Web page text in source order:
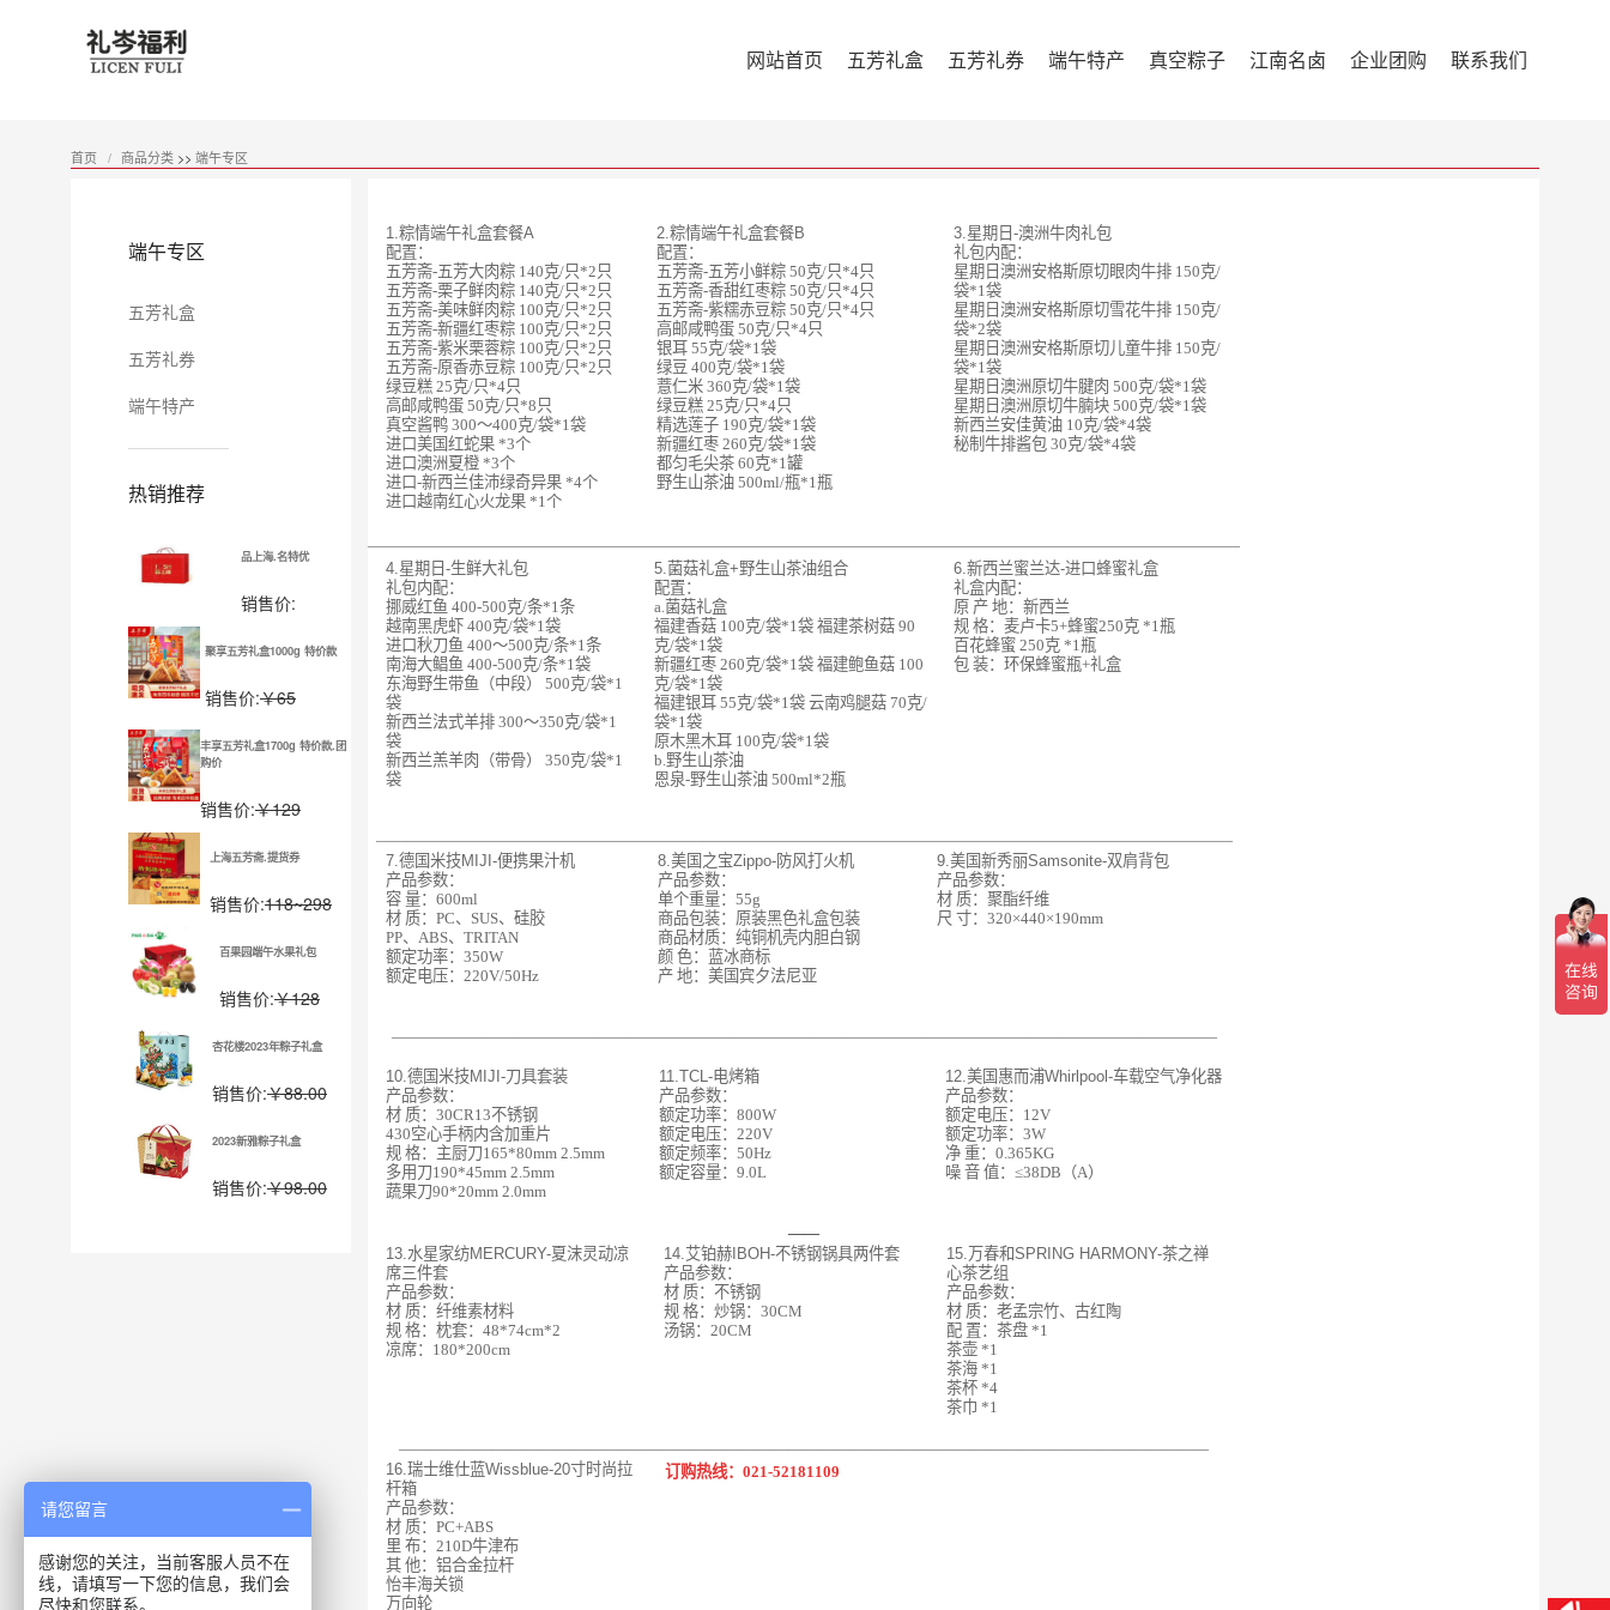
网站首页 五芳礼盒 五芳礼券 端午特产 真空粽子 江南名卤 企业团购 联系我们
首页 / 商品分类 >> 端午专区
端午专区
五芳礼盒
五芳礼券
端午特产
热销推荐
品上海.名特优
销售价:
聚享五芳礼盒1000g 特价款
销售价:￥65
丰享五芳礼盒1700g 特价款.团
购价
销售价:￥129
上海五芳斋.提货券
销售价:118~298
百果园端午水果礼包
销售价:￥128
杏花楼2023年粽子礼盒
销售价:￥88.00
2023新雅粽子礼盒
销售价:￥98.00
1.粽情端午礼盒套餐A
配置：
五芳斋-五芳大肉粽 140克/只*2只
五芳斋-栗子鲜肉粽 140克/只*2只
五芳斋-美味鲜肉粽 100克/只*2只
五芳斋-新疆红枣粽 100克/只*2只
五芳斋-紫米栗蓉粽 100克/只*2只
五芳斋-原香赤豆粽 100克/只*2只
绿豆糕 25克/只*4只
高邮咸鸭蛋 50克/只*8只
真空酱鸭 300～400克/袋*1袋
进口美国红蛇果 *3个
进口澳洲夏橙 *3个
进口-新西兰佳沛绿奇异果 *4个
进口越南红心火龙果 *1个
2.粽情端午礼盒套餐B
配置：
五芳斋-五芳小鲜粽 50克/只*4只
五芳斋-香甜红枣粽 50克/只*4只
五芳斋-紫糯赤豆粽 50克/只*4只
高邮咸鸭蛋 50克/只*4只
银耳 55克/袋*1袋
绿豆 400克/袋*1袋
薏仁米 360克/袋*1袋
绿豆糕 25克/只*4只
精选莲子 190克/袋*1袋
新疆红枣 260克/袋*1袋
都匀毛尖茶 60克*1罐
野生山茶油 500ml/瓶*1瓶
3.星期日-澳洲牛肉礼包
礼包内配：
星期日澳洲安格斯原切眼肉牛排 150克/
袋*1袋
星期日澳洲安格斯原切雪花牛排 150克/
袋*2袋
星期日澳洲安格斯原切儿童牛排 150克/
袋*1袋
星期日澳洲原切牛腱肉 500克/袋*1袋
星期日澳洲原切牛腩块 500克/袋*1袋
新西兰安佳黄油 10克/袋*4袋
秘制牛排酱包 30克/袋*4袋
————————————————————————————————————————————————————————
4.星期日-生鲜大礼包
礼包内配：
挪威红鱼 400-500克/条*1条
越南黑虎虾 400克/袋*1袋
进口秋刀鱼 400～500克/条*1条
南海大鲳鱼 400-500克/条*1袋
东海野生带鱼（中段） 500克/袋*1
袋
新西兰法式羊排 300～350克/袋*1
袋
新西兰羔羊肉（带骨） 350克/袋*1
袋
5.菌菇礼盒+野生山茶油组合
配置：
a.菌菇礼盒
福建香菇 100克/袋*1袋 福建茶树菇 90
克/袋*1袋
新疆红枣 260克/袋*1袋 福建鲍鱼菇 100
克/袋*1袋
福建银耳 55克/袋*1袋 云南鸡腿菇 70克/
袋*1袋
原木黑木耳 100克/袋*1袋
b.野生山茶油
恩泉-野生山茶油 500ml*2瓶
6.新西兰蜜兰达-进口蜂蜜礼盒
礼盒内配：
原 产 地：新西兰
规 格：麦卢卡5+蜂蜜250克 *1瓶
百花蜂蜜 250克 *1瓶
包 装：环保蜂蜜瓶+礼盒
———————————————————————————————————————————————————————
7.德国米技MIJI-便携果汁机
产品参数：
容 量：600ml
材 质：PC、SUS、硅胶
PP、ABS、TRITAN
额定功率：350W
额定电压：220V/50Hz
8.美国之宝Zippo-防风打火机
产品参数：
单个重量：55g
商品包装：原装黑色礼盒包装
商品材质：纯铜机壳内胆白钢
颜 色：蓝冰商标
产 地：美国宾夕法尼亚
9.美国新秀丽Samsonite-双肩背包
产品参数：
材 质：聚酯纤维
尺 寸：320×440×190mm
—————————————————————————————————————————————————————
10.德国米技MIJI-刀具套装
产品参数：
材 质：30CR13不锈钢
430空心手柄内含加重片
规 格：主厨刀165*80mm 2.5mm
多用刀190*45mm 2.5mm
蔬果刀90*20mm 2.0mm
11.TCL-电烤箱
产品参数：
额定功率：800W
额定电压：220V
额定频率：50Hz
额定容量：9.0L
12.美国惠而浦Whirlpool-车载空气净化器
产品参数：
额定电压：12V
额定功率：3W
净 重：0.365KG
噪 音 值：≤38DB（A）
——
13.水星家纺MERCURY-夏沫灵动凉
席三件套
产品参数：
材 质：纤维素材料
规 格：枕套：48*74cm*2
凉席：180*200cm
14.艾铂赫IBOH-不锈钢锅具两件套
产品参数：
材 质：不锈钢
规 格：炒锅：30CM
汤锅：20CM
15.万春和SPRING HARMONY-茶之禅
心茶艺组
产品参数：
材 质：老孟宗竹、古红陶
配 置：茶盘 *1
茶壶 *1
茶海 *1
茶杯 *4
茶巾 *1
————————————————————————————————————————————————————
16.瑞士维仕蓝Wissblue-20寸时尚拉
杆箱
产品参数：
材 质：PC+ABS
里 布：210D牛津布
其 他：铝合金拉杆
怡丰海关锁
万向轮
订购热线：021-52181109
请您留言
感谢您的关注，当前客服人员不在
线，请填写一下您的信息，我们会
尽快和您联系。